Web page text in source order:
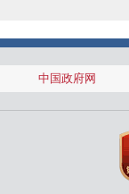
中国政府网